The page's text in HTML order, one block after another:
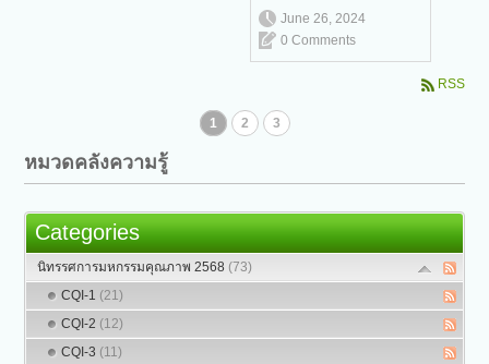
June 26, 2024
0 Comments
RSS
1 2 3
หมวดคลังความรู้
Categories
นิทรรศการมหกรรมคุณภาพ 2568 (73)
CQI-1 (21)
CQI-2 (12)
CQI-3 (11)